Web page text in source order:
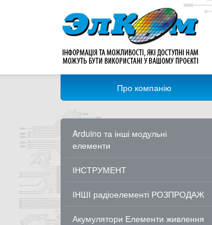
Про компанію
Arduino та інші модульні
елементи
ІНСТРУМЕНТ
ІНШІ радіоелементі РОЗПРОДАЖ
Акумулятори Елементи живлення